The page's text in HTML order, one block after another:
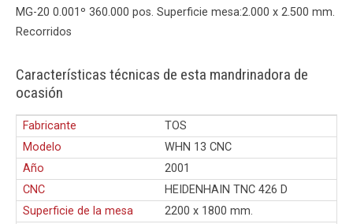
MG-20 0.001º 360.000 pos. Superficie mesa:2.000 x 2.500 mm.
Recorridos
Características técnicas de esta mandrinadora de
ocasión
Fabricante
TOS
Modelo
WHN 13 CNC
Año
2001
CNC
HEIDENHAIN TNC 426 D
Superficie de la mesa
2200 x 1800 mm.